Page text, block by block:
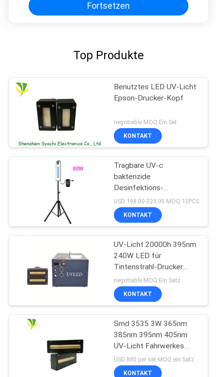
Fortsetzen
Top Produkte
Benutztes LED UV-Licht
Epson-Drucker-Kopf
negotiable MOQ:Ein Set
KONTAKT
Tragbare UV-c
bakterizide
Desinfektions-
keimtötende UVbirne des
Sterilisator-UV-Licht-
254nm
USD 198.00-225.00 MOQ:12PCS
KONTAKT
UV-Licht 20000h 395nm
240W LED für
Tintenstrahl-Drucker
Machine
negotiable MOQ:Ein Satz
KONTAKT
Smd 3535 3W 365nm
385nm 395nm 405nm
UV-Licht Fahrwerkes
LED
USD 880 per set MOQ:ein Satz
KONTAKT